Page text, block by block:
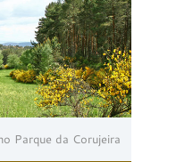
Parque da Corujeira